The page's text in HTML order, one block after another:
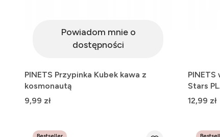
Powiadom mnie o
dostępności
PINETS Przypinka Kubek kawa z
kosmonautą
Cena
9,99 zł
Stars
Cena
12,99 zł